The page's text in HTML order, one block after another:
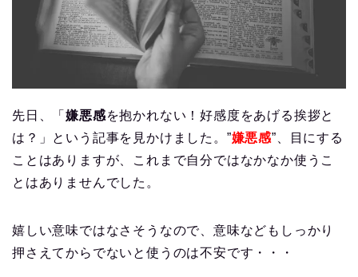
先日、「嫌悪感を抱かれない！好感度をあげる挨拶と
は？」という記事を見かけました。”嫌悪感”、目にする
ことはありますが、これまで自分ではなかなか使うこ
とはありませんでした。
嬉しい意味ではなさそうなので、意味などもしっかり
押さえてからでないと使うのは不安です・・・